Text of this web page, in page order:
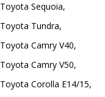
Toyota Sequoia,
Toyota Tundra,
Toyota Camry V40,
Toyota Camry V50,
Toyota Corolla E14/15,